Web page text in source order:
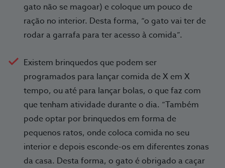
gato não se magoar) e coloque um pouco de
ração no interior. Desta forma, “o gato vai ter de
rodar a garrafa para ter acesso à comida”.
Existem brinquedos que podem ser
programados para lançar comida de X em X
tempo, ou até para lançar bolas, o que faz com
que tenham atividade durante o dia. “Também
pode optar por brinquedos em forma de
pequenos ratos, onde coloca comida no seu
interior e depois esconde-os em diferentes zonas
da casa. Desta forma, o gato é obrigado a caçar